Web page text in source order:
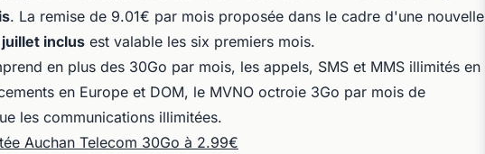
. La remise de 9.01€ par mois proposée dans le cadre d'une nouvelle
inclus est valable les six premiers mois.
en plus des 30Go par mois, les appels, SMS et MMS illimités en
en Europe et DOM, le MVNO octroie 3Go par mois de
les communications illimitées.
Auchan Telecom 30Go à 2.99€